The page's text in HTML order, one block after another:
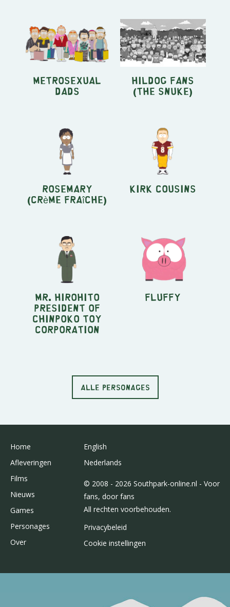
Metrosexual
Dads
HilDog Fans
(The Snuke)
Rosemary
(Crème Fraîche)
Kirk Cousins
Mr. Hirohito
President of
Chinpoko Toy
Corporation
Fluffy
ALLE PERSONAGES
Home
Afleveringen
Films
Nieuws
Games
Personages
Over
English
Nederlands
© 2008 - 2026 Southpark-online.nl - Voor
fans, door fans
All rechten voorbehouden.
Privacybeleid
Cookie instellingen